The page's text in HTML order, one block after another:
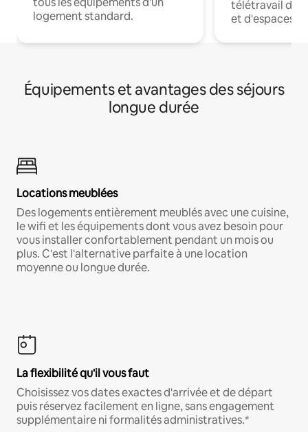
logement standard.
télétravail
et d'espaces
Équipements et avantages des séjours
longue durée
Locations meublées
Des logements entièrement meublés avec une cuisine,
le wifi et les équipements dont vous avez besoin pour
vous installer confortablement pendant un mois ou
plus. C'est l'alternative parfaite à une location
moyenne ou longue durée.
La flexibilité qu'il vous faut
Choisissez vos dates exactes d'arrivée et de départ
puis réservez facilement en ligne, sans engagement
supplémentaire ni formalités administratives.*